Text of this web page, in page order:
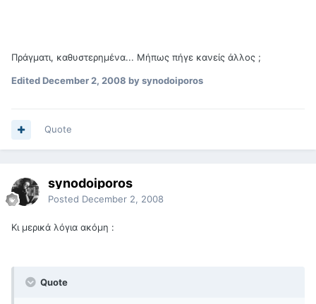
Πράγματι, καθυστερημένα... Μήπως πήγε κανείς άλλος ;
EditedDecember 2, 2008 by synodoiporos
Quote
synodoiporos
Posted December 2, 2008
Κι μερικά λόγια ακόμη :
Quote